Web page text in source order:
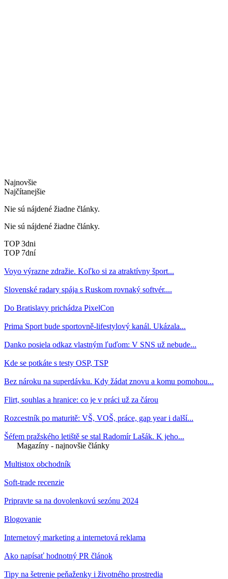
Najnovšie
Najčítanejšie
Nie sú nájdené žiadne články.
Nie sú nájdené žiadne články.
TOP 3dni
TOP 7dní
Voyo výrazne zdražie. Koľko si za atraktívny šport...
Slovenské radary spája s Ruskom rovnaký softvér....
Do Bratislavy prichádza PixelCon
Prima Sport bude sportovně-lifestylový kanál. Ukázala...
Danko posiela odkaz vlastným ľuďom: V SNS už nebude...
Kde se potkáte s testy OSP, TSP
Bez nároku na superdávku. Kdy žádat znovu a komu pomohou...
Flirt, souhlas a hranice: co je v práci už za čárou
Rozcestník po maturitě: VŠ, VOŠ, práce, gap year i další...
Šéfem pražského letiště se stal Radomír Lašák. K jeho...
Magazíny - najnovšie články
Multistox obchodník
Soft-trade recenzie
Pripravte sa na dovolenkovú sezónu 2024
Blogovanie
Internetový marketing a internetová reklama
Ako napísať hodnotný PR článok
Tipy na šetrenie peňaženky i životného prostredia